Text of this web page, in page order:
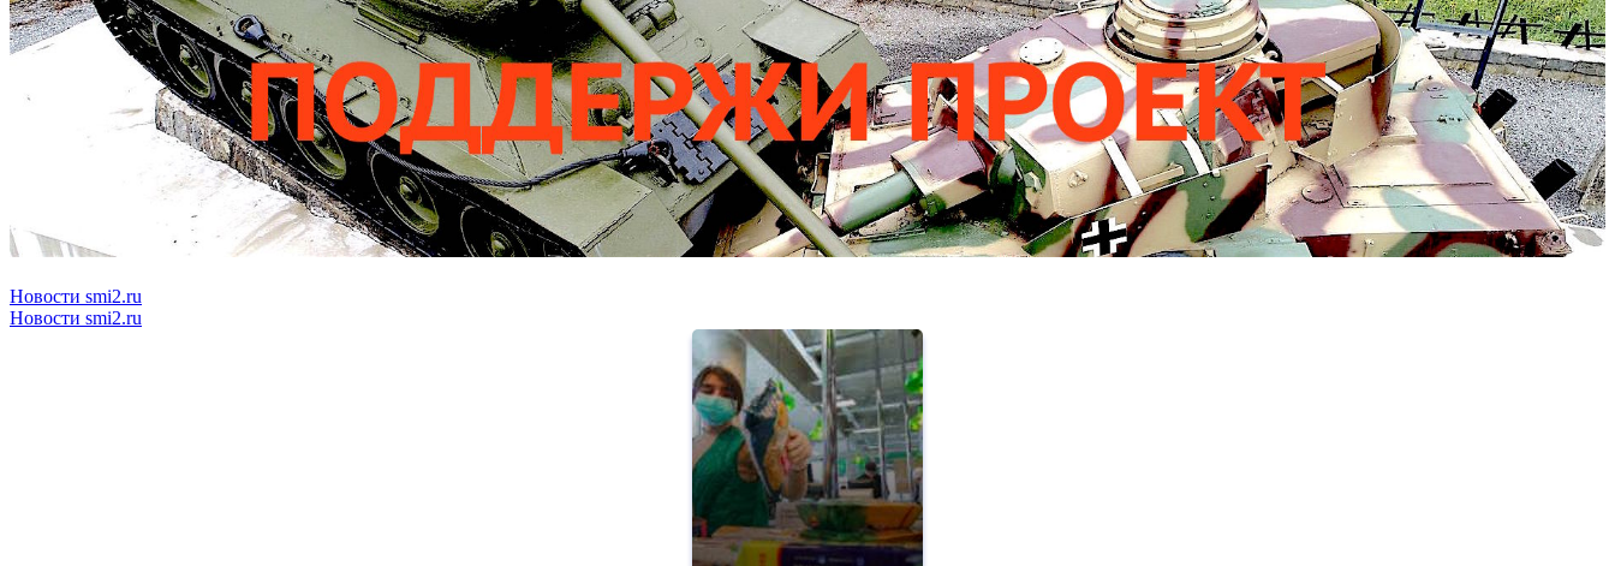
Новости smi2.ru
Новости smi2.ru